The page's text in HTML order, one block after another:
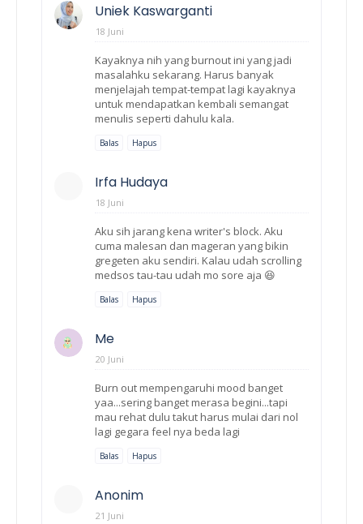
Uniek Kaswarganti
18 Juni
Kayaknya nih yang burnout ini yang jadi
masalahku sekarang. Harus banyak
menjelajah tempat-tempat lagi kayaknya
untuk mendapatkan kembali semangat
menulis seperti dahulu kala.
Balas Hapus
Irfa Hudaya
18 Juni
Aku sih jarang kena writer's block. Aku
cuma malesan dan mageran yang bikin
gregeten aku sendiri. Kalau udah scrolling
medsos tau-tau udah mo sore aja 😆
Balas Hapus
Me
20 Juni
Burn out mempengaruhi mood banget
yaa...sering banget merasa begini...tapi
mau rehat dulu takut harus mulai dari nol
lagi gegara feel nya beda lagi
Balas Hapus
Anonim
21 Juni